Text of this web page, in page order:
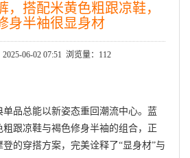
，搭配米黄色粗跟凉鞋，
身半袖很显身材
06-02 07:51 浏览量：112
品总能以新姿态重回潮流中心。蓝
跟凉鞋与褐色修身半袖的组合，正
的穿搭方案，完美诠释了“显身材”与